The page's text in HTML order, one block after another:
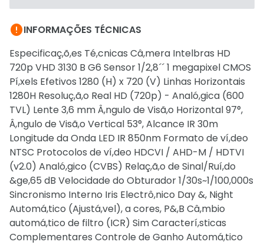
INFORMAÇÕES TÉCNICAS
Especificaç,õ,es Té,cnicas Câ,mera Intelbras HD
720p VHD 3130 B G6 Sensor 1/2,8´´ 1 megapixel CMOS
Pí,xels Efetivos 1280 (H) x 720 (V) Linhas Horizontais
1280H Resoluç,ã,o Real HD (720p) - Analó,gica (600
TVL) Lente 3,6 mm Â,ngulo de Visã,o Horizontal 97°,
Â,ngulo de Visã,o Vertical 53°, Alcance IR 30m
Longitude da Onda LED IR 850nm Formato de ví,deo
NTSC Protocolos de ví,deo HDCVI / AHD-M / HDTVI
(v2.0) Analó,gico (CVBS) Relaç,ã,o de Sinal/Ruí,do
&ge,65 dB Velocidade do Obturador 1/30s~1/100,000s
Sincronismo Interno Iris Electrô,nico Day &, Night
Automá,tico (Ajustá,vel), a cores, P&,B Câ,mbio
automá,tico de filtro (ICR) Sim Caracterí,sticas
Complementares Controle de Ganho Automá,tico